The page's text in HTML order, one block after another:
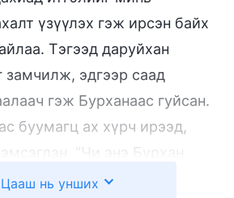
үзүүлэх гэж ирсэн байх
Тэгээд даруйхан
замчилж, эдгээр саад
гэж Бурханаас гуйсан.
буумагц ах хүрч ирээд,
“Чи энэ Бурхан
хэрэгтэй. Зүгээр л гэртээ
Цааш нь унших